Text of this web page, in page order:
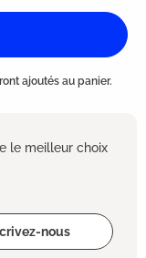
ajoutés au panier.
le meilleur choix
nous